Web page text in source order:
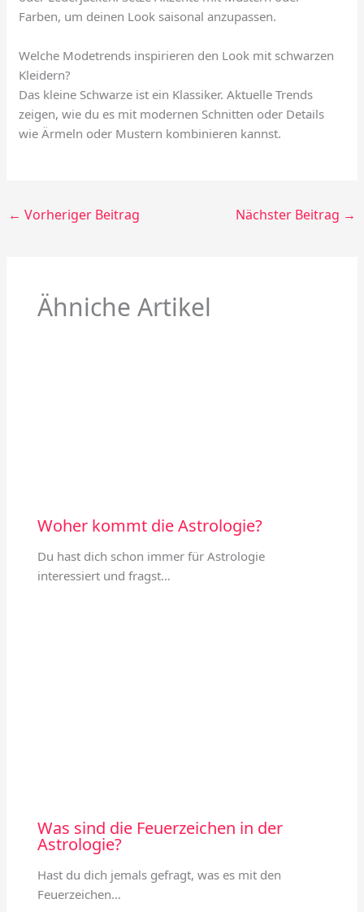
Farben, um deinen Look saisonal anzupassen.
Welche Modetrends inspirieren den Look mit schwarzen
Kleidern?
Das kleine Schwarze ist ein Klassiker. Aktuelle Trends
zeigen, wie du es mit modernen Schnitten oder Details
wie Ärmeln oder Mustern kombinieren kannst.
← Vorheriger Beitrag Nächster Beitrag →
Ähniche Artikel
Woher kommt die Astrologie?
Du hast dich schon immer für Astrologie
interessiert und fragst…
Was sind die Feuerzeichen in der
Astrologie?
Hast du dich jemals gefragt, was es mit den
Feuerzeichen…